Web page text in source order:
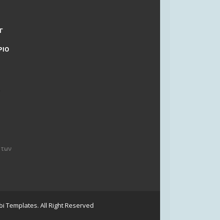
Templates. All Right Reserved